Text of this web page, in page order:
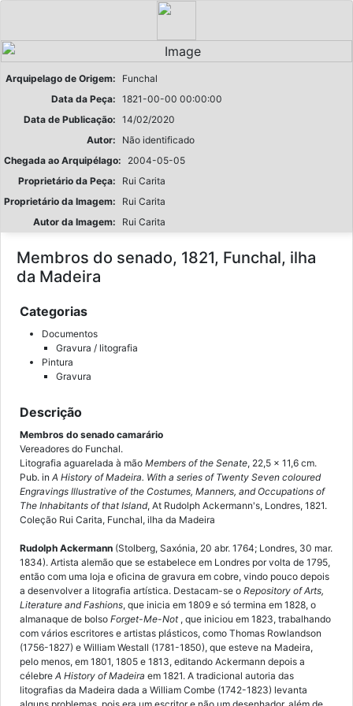
Arquipelago de Origem:
Funchal
Data da Peça: 1821-00-00 00:00:00
Data de Publicação: 14/02/2020
Autor:
Não identificado
Chegada ao Arquipélago:
2004-05-05
Proprietário da Peça:
Rui Carita
Proprietário da Imagem:
Rui Carita
Autor da Imagem:
Rui Carita
Membros do senado, 1821, Funchal, ilha
da Madeira
Categorias
Documentos
Gravura / litografia
Pintura
Gravura
Descrição
Membros do senado camarário
Vereadores do Funchal.
Litografia aguarelada à mão Members of the Senate, 22,5 x 11,6 cm.
Pub. in A History of Madeira. With a series of Twenty Seven coloured
Engravings Illustrative of the Costumes, Manners, and Occupations of
The Inhabitants of that Island, At Rudolph Ackermann's, Londres, 1821.
Coleção Rui Carita, Funchal, ilha da Madeira
Rudolph Ackermann (Stolberg, Saxónia, 20 abr. 1764; Londres, 30 mar.
1834). Artista alemão que se estabelece em Londres por volta de 1795,
então com uma loja e oficina de gravura em cobre, vindo pouco depois
a desenvolver a litografia artística. Destacam-se o Repository of Arts,
Literature and Fashions, que inicia em 1809 e só termina em 1828, o
almanaque de bolso Forget-Me-Not , que iniciou em 1823, trabalhando
com vários escritores e artistas plásticos, como Thomas Rowlandson
(1756-1827) e William Westall (1781-1850), que esteve na Madeira,
pelo menos, em 1801, 1805 e 1813, editando Ackermann depois a
célebre A History of Madeira em 1821. A tradicional autoria das
litografias da Madeira dada a William Combe (1742-1823) levanta